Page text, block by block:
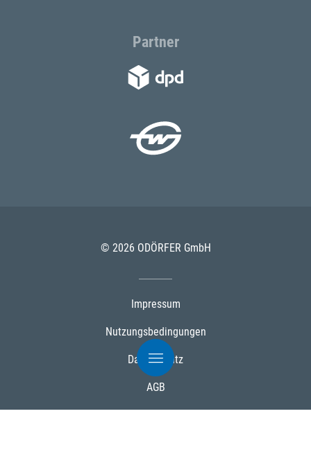
Partner
© 2026 ODÖRFER GmbH
Impressum
Nutzungsbedingungen
Datenschutz
AGB